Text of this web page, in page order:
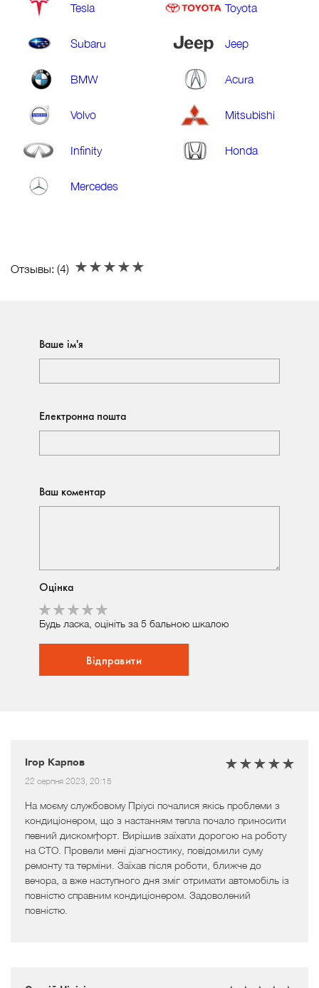
Tesla Toyota
Subaru Jeep
BMW Acura
Volvo Mitsubishi
Infinity Honda
Mercedes
Отзывы: (4)
Ваше ім'я
Електронна пошта
Ваш коментар
Оцінка
Будь ласка, оцініть за 5 бальною шкалою
Ігор Карпов
22 серпня 2023, 20:15
На моєму службовому Пріусі почалися якісь проблеми з
кондиціонером, що з настанням тепла почало приносити
певний дискомфорт. Вирішив заїхати дорогою на роботу
на СТО. Провели мені діагностику, повідомили суму
ремонту та терміни. Заїхав після роботи, ближче до
вечора, а вже наступного дня зміг отримати автомобіль із
повністю справним кондиціонером. Задоволений
повністю.